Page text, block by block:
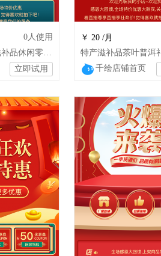
0人使用
年货酒水食品茶滋补品休闲零食小吃店铺模板
立即试用
￥ 20 /月
千绘店铺首页